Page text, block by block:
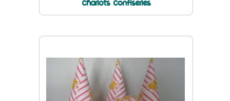
Chariots Confiseries